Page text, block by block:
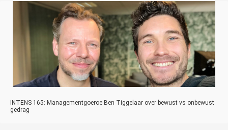
INTENS 165: Managementgoeroe Ben Tiggelaar over bewust vs onbewust
gedrag